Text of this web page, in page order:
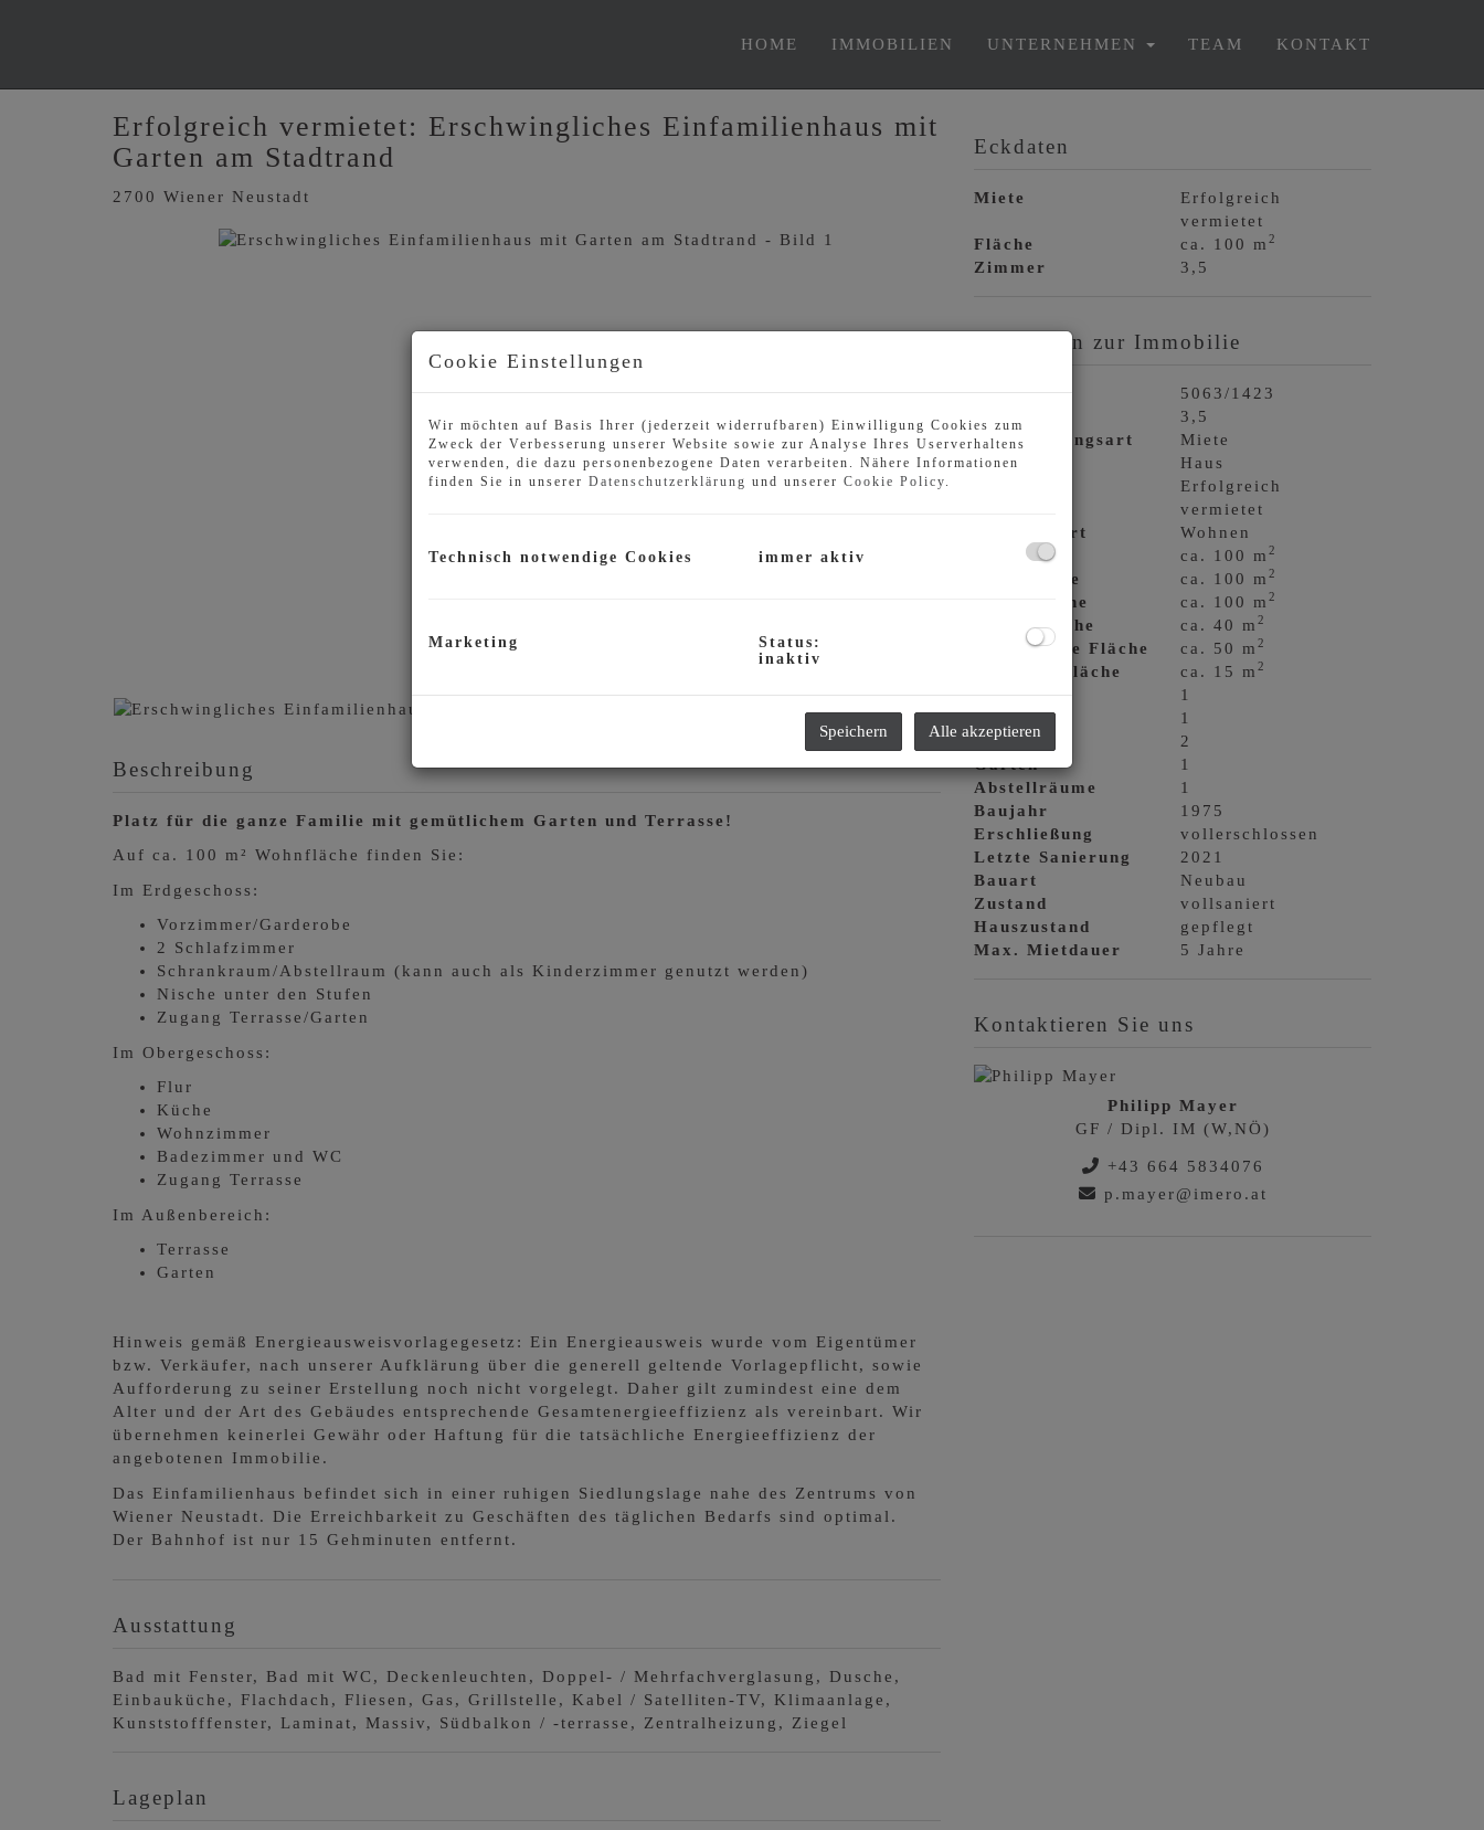
HOME IMMOBILIEN UNTERNEHMEN TEAM KONTAKT
Erfolgreich vermietet: Erschwingliches Einfamilienhaus mit
Garten am Stadtrand
2700 Wiener Neustadt
Beschreibung
Platz für die ganze Familie mit gemütlichem Garten und Terrasse!
Auf ca. 100 m² Wohnfläche finden Sie:
Im Erdgeschoss:
Vorzimmer/Garderobe
2 Schlafzimmer
Schrankraum/Abstellraum (kann auch als Kinderzimmer genutzt werden)
Nische unter den Stufen
Zugang Terrasse/Garten
Im Obergeschoss:
Flur
Küche
Wohnzimmer
Badezimmer und WC
Zugang Terrasse
Im Außenbereich:
Terrasse
Garten
Hinweis gemäß Energieausweisvorlagegesetz: Ein Energieausweis wurde vom Eigentümer
bzw. Verkäufer, nach unserer Aufklärung über die generell geltende Vorlagepflicht, sowie
Aufforderung zu seiner Erstellung noch nicht vorgelegt. Daher gilt zumindest eine dem
Alter und der Art des Gebäudes entsprechende Gesamtenergieeffizienz als vereinbart. Wir
übernehmen keinerlei Gewähr oder Haftung für die tatsächliche Energieeffizienz der
angebotenen Immobilie.
Das Einfamilienhaus befindet sich in einer ruhigen Siedlungslage nahe des Zentrums von
Wiener Neustadt. Die Erreichbarkeit zu Geschäften des täglichen Bedarfs sind optimal.
Der Bahnhof ist nur 15 Gehminuten entfernt.
Ausstattung
Bad mit Fenster Bad mit WC Deckenleuchten Doppel- / Mehrfachverglasung
Dusche
Einbauküche
Flachdach Fliesen Gas Grillstelle Kabel / Satelliten-TV
Klimaanlage
Kunststofffenster
Laminat Massiv Südbalkon / -terrasse Zentralheizung Ziegel
Lageplan
Eckdaten
Miete
Erfolgreich
vermietet
Fläche
ca. 100 m2
Zimmer 3,5
Basisdaten zur Immobilie
Objektnr.
5063/1423
3,5
Vermarktungsart
Miete
Objektart
Haus
Erfolgreich
vermietet
Nutzungsart
Wohnen
Fläche
ca. 100 m2
Wohnfläche ca. 100 m2
Grundfläche ca. 100 m2
Gartenfläche ca. 40 m2
Verbaubare Fläche ca. 50 m2
Terrassenfläche ca. 15 m2
Bäder
1
WC
1
Terrassen
2
Gärten
1
Abstellräume
1
Baujahr
1975
Erschließung
vollerschlossen
Letzte Sanierung
2021
Bauart
Neubau
Zustand
vollsaniert
Hauszustand
gepflegt
Max. Mietdauer
5 Jahre
Kontaktieren Sie uns
Philipp Mayer
GF / Dipl. IM (W,NÖ)
+43 664 5834076
p.mayer@imero.at
Cookie Einstellungen
Wir möchten auf Basis Ihrer (jederzeit widerrufbaren) Einwilligung Cookies zum
Zweck der Verbesserung unserer Website sowie zur Analyse Ihres Userverhaltens
verwenden, die dazu personenbezogene Daten verarbeiten. Nähere Informationen
finden Sie in unserer Datenschutzerklärung und unserer Cookie Policy.
Technisch notwendige Cookies immer aktiv
Marketing
Status:
inaktiv
Speichern Alle akzeptieren